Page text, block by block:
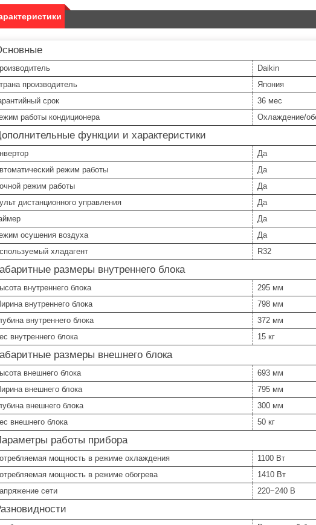
Daikin
производитель
Япония
срок
36 мес
работы кондиционера
Охлаждение/
функции и характеристики
Да
режим работы
Да
режим работы
Да
дистанционного управления
Да
Да
осушения воздуха
Да
хладагент
R32
размеры внутреннего блока
внутреннего блока
295 мм
внутреннего блока
798 мм
внутреннего блока
372 мм
внутреннего блока
15 кг
размеры внешнего блока
внешнего блока
693 мм
внешнего блока
795 мм
внешнего блока
300 мм
внешнего блока
50 кг
работы прибора
мощность в режиме охлаждения
1100 Вт
мощность в режиме обогрева
1410 Вт
сети
220~240 В